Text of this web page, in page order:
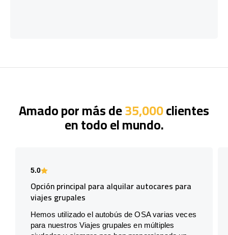
Amado por más de35,000clientes
en todo el mundo.
5.0
Opción principal para alquilar autocares para
viajes grupales
Hemos utilizado el autobús de OSA varias veces
para nuestros Viajes grupales en múltiples